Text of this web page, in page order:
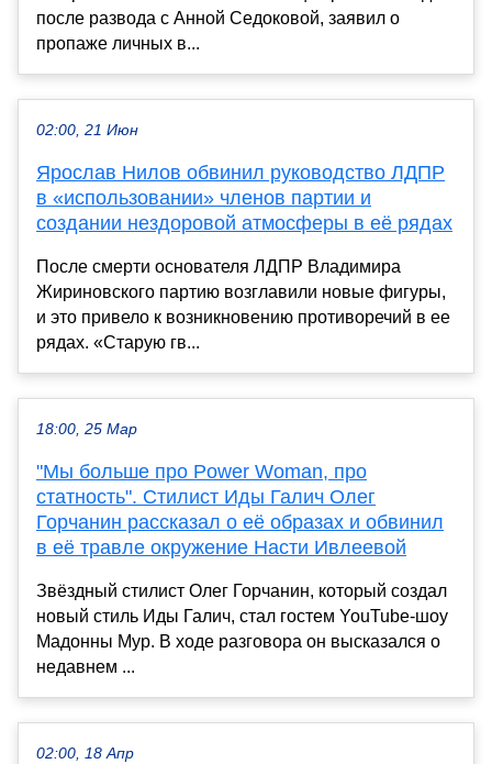
после развода с Анной Седоковой, заявил о
пропаже личных в...
02:00, 21 Июн
Ярослав Нилов обвинил руководство ЛДПР
в «использовании» членов партии и
создании нездоровой атмосферы в её рядах
После смерти основателя ЛДПР Владимира
Жириновского партию возглавили новые фигуры,
и это привело к возникновению противоречий в ее
рядах. «Старую гв...
18:00, 25 Мар
"Мы больше про Power Woman, про
статность". Стилист Иды Галич Олег
Горчанин рассказал о её образах и обвинил
в её травле окружение Насти Ивлеевой
Звёздный стилист Олег Горчанин, который создал
новый стиль Иды Галич, стал гостем YouTube-шоу
Мадонны Мур. В ходе разговора он высказался о
недавнем ...
02:00, 18 Апр